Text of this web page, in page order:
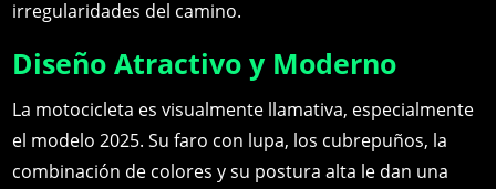
irregularidades del camino.
Diseño Atractivo y Moderno
La motocicleta es visualmente llamativa, especialmente
el modelo 2025. Su faro con lupa, los cubrepuños, la
combinación de colores y su postura alta le dan una